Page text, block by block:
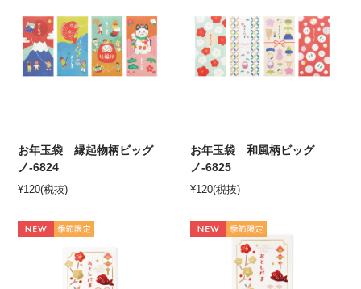
お年玉袋 縁起物柄ビッグ
ノ-6824
¥120(税抜)
お年玉袋 和風柄ビッグ
ノ-6825
¥120(税抜)